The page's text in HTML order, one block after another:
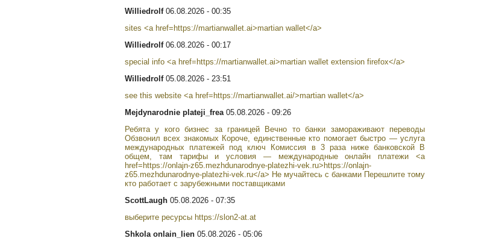
Williedrolf 06.08.2026 - 00:35
sites <a href=https://martianwallet.ai>martian wallet</a>
Williedrolf 06.08.2026 - 00:17
special info <a href=https://martianwallet.ai>martian wallet extension firefox</a>
Williedrolf 05.08.2026 - 23:51
see this website <a href=https://martianwallet.ai/>martian wallet</a>
Mejdynarodnie plateji_frea 05.08.2026 - 09:26
Ребята у кого бизнес за границей Вечно то банки замораживают переводы
Обзвонил всех знакомых Короче, единственные кто помогает быстро — услуга
международных платежей под ключ Комиссия в 3 раза ниже банковской В
общем, там тарифы и условия — международные онлайн платежи <a
href=https://onlajn-z65.mezhdunarodnye-platezhi-vek.ru>https://onlajn-
z65.mezhdunarodnye-platezhi-vek.ru</a> Не мучайтесь с банками Перешлите тому
кто работает с зарубежными поставщиками
ScottLaugh 05.08.2026 - 07:35
выберите ресурсы https://slon2-at.at
Shkola onlain_lien 05.08.2026 - 05:06